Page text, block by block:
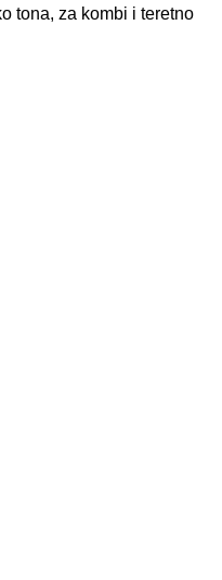
tona, za kombi i teretno